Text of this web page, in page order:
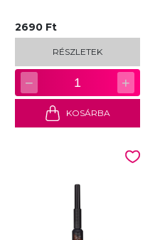
2690 Ft
RÉSZLETEK
− 1 +
KOSÁRBA